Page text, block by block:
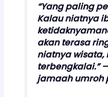
“Yang paling
Kalau niatnya
akan terasa
niatnya
terbengkalai.”
jamaah umroh